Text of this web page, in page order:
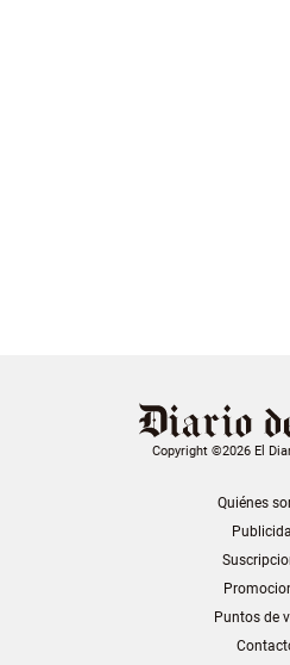
Copyright ©2026 El
Quiénes
Puntos de